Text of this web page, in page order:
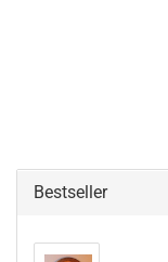
Bestseller